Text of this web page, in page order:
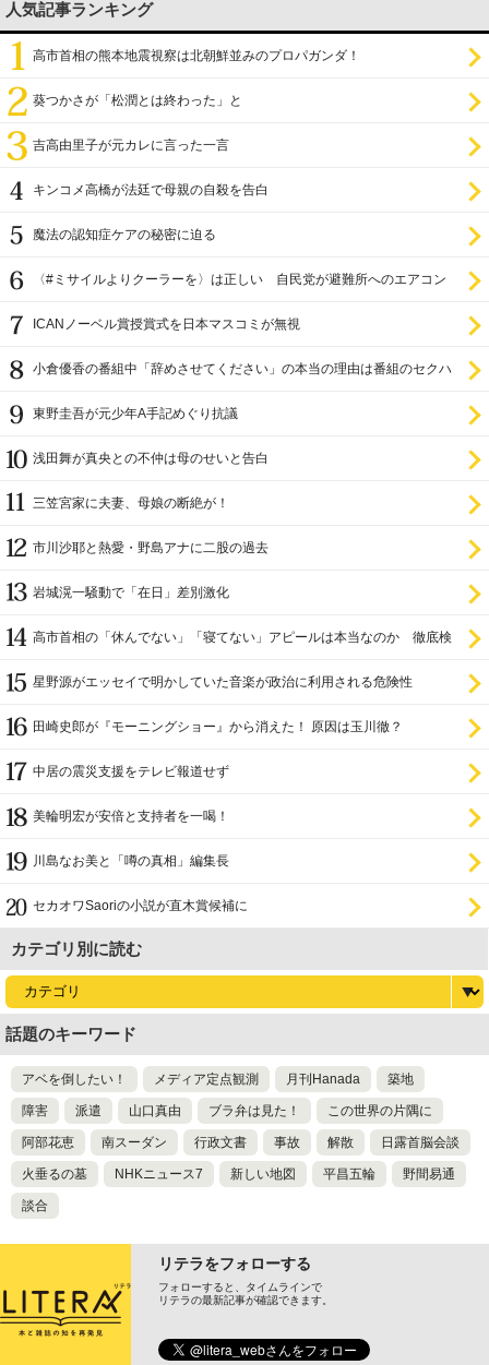
人気記事ランキング
高市首相の熊本地震視察は北朝鮮並みのプロパガンダ！
葵つかさが「松潤とは終わった」と
吉高由里子が元カレに言った一言
キンコメ高橋が法廷で母親の自殺を告白
魔法の認知症ケアの秘密に迫る
〈#ミサイルよりクーラーを〉は正しい 自民党が避難所へのエアコン
ICANノーベル賞授賞式を日本マスコミが無視
小倉優香の番組中「辞めさせてください」の本当の理由は番組のセクハ
東野圭吾が元少年A手記めぐり抗議
浅田舞が真央との不仲は母のせいと告白
三笠宮家に夫妻、母娘の断絶が！
市川沙耶と熱愛・野島アナに二股の過去
岩城滉一騒動で「在日」差別激化
高市首相の「休んでない」「寝てない」アピールは本当なのか 徹底検
星野源がエッセイで明かしていた音楽が政治に利用される危険性
田崎史郎が『モーニングショー』から消えた！ 原因は玉川徹？
中居の震災支援をテレビ報道せず
美輪明宏が安倍と支持者を一喝！
川島なお美と「噂の真相」編集長
セカオワSaoriの小説が直木賞候補に
カテゴリ別に読む
話題のキーワード
アベを倒したい！ メディア定点観測 月刊Hanada 築地
障害 派遣 山口真由 ブラ弁は見た！ この世界の片隅に
阿部花恵 南スーダン 行政文書 事故 解散 日露首脳会談
火垂るの墓 NHKニュース7 新しい地図 平昌五輪 野間易通
談合
リテラをフォローする
フォローすると、タイムラインで
リテラの最新記事が確認できます。